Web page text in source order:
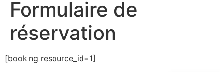
Formulaire de
réservation
[booking resource_id=1]